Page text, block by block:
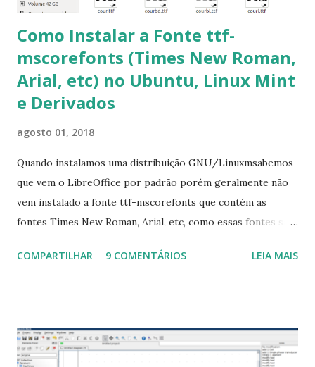
Como Instalar a Fonte ttf-
mscorefonts (Times New Roman,
Arial, etc) no Ubuntu, Linux Mint
e Derivados
agosto 01, 2018
Quando instalamos uma distribuição GNU/Linuxmsabemos
que vem o LibreOffice por padrão porém geralmente não
vem instalado a fonte ttf-mscorefonts que contém as
fontes Times New Roman, Arial, etc, como essas fontes são
a Associação Brasileira de Normas Técnicas (ABNT), exige
que contém essas fontes. Ao instalar o GNU/Linux abra o
terminal e execute o comando: $ sudo apt-get install ttf-
COMPARTILHAR 9 COMENTÁRIOS LEIA MAIS